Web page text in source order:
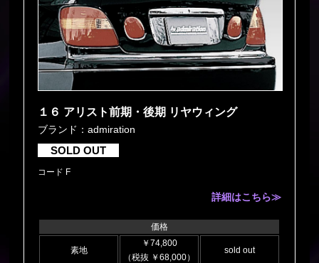
１６ アリスト前期・後期 リヤウィング
ブランド：admiration
SOLD OUT
コード F
詳細はこちら≫
価格
素地
￥74,800
（税抜 ￥68,000）
sold out